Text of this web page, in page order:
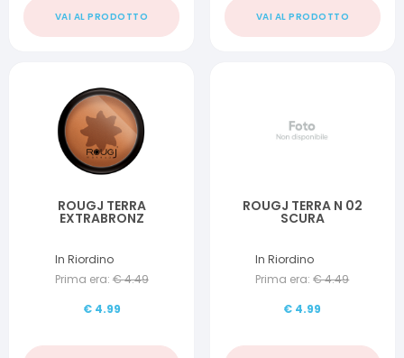
VAI AL PRODOTTO VAI AL PRODOTTO
ROUGJ TERRA
EXTRABRONZ
In Riordino
Prima era: €4.49
€ 4.99
ROUGJ TERRA N 02
SCURA
In Riordino
Prima era: €4.49
€ 4.99